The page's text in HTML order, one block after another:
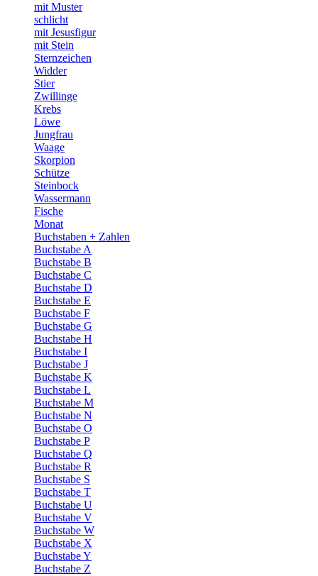
mit Muster
schlicht
mit Jesusfigur
mit Stein
Sternzeichen
Widder
Stier
Zwillinge
Krebs
Löwe
Jungfrau
Waage
Skorpion
Schütze
Steinbock
Wassermann
Fische
Monat
Buchstaben + Zahlen
Buchstabe A
Buchstabe B
Buchstabe C
Buchstabe D
Buchstabe E
Buchstabe F
Buchstabe G
Buchstabe H
Buchstabe I
Buchstabe J
Buchstabe K
Buchstabe L
Buchstabe M
Buchstabe N
Buchstabe O
Buchstabe P
Buchstabe Q
Buchstabe R
Buchstabe S
Buchstabe T
Buchstabe U
Buchstabe V
Buchstabe W
Buchstabe X
Buchstabe Y
Buchstabe Z